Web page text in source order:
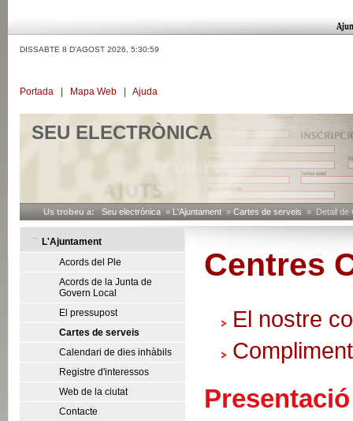
DISSABTE 8 D'AGOST 2026, 5:31:00
Portada Mapa Web Ajuda
SEU ELECTRÒNICA
Us trobeu a: Seu electrònica » L'Ajuntament » Cartes de serveis » Detall de
L'Ajuntament
Acords del Ple
Acords de la Junta de
Govern Local
El pressupost
Cartes de serveis
Calendari de dies inhàbils
Registre d'interessos
Web de la ciutat
Contacte
Centres
El nostre
Presentació